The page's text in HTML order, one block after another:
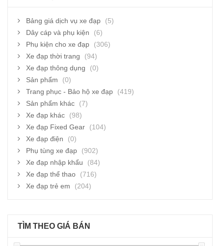
Bảng giá dịch vụ xe đạp
(5)
Dây cáp và phụ kiện
(6)
Phụ kiện cho xe đạp
(306)
Xe đạp thời trang
(94)
Xe đạp thông dụng
(0)
Sản phẩm
(0)
Trang phục - Bảo hộ xe đạp
(419)
Sản phẩm khác
(7)
Xe đạp khác
(98)
Xe đạp Fixed Gear
(104)
Xe đạp điện
(0)
Phụ tùng xe đạp
(902)
Xe đạp nhập khẩu
(84)
Xe đạp thể thao
(716)
Xe đạp trẻ em
(204)
TÌM THEO GIÁ BÁN